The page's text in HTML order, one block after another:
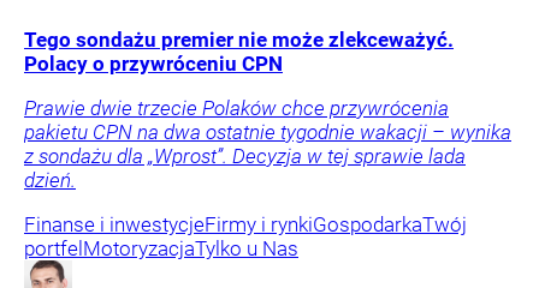
Tego sondażu premier nie może zlekceważyć.
Polacy o przywróceniu CPN
Prawie dwie trzecie Polaków chce przywrócenia
pakietu CPN na dwa ostatnie tygodnie wakacji – wynika
z sondażu dla „Wprost”. Decyzja w tej sprawie lada
dzień.
Finanse i inwestycjeFirmy i rynkiGospodarkaTwój
portfel MotoryzacjaTylko u Nas